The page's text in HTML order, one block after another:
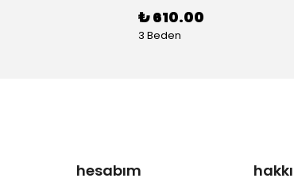
₺ 610.00
3 Beden
hesabım